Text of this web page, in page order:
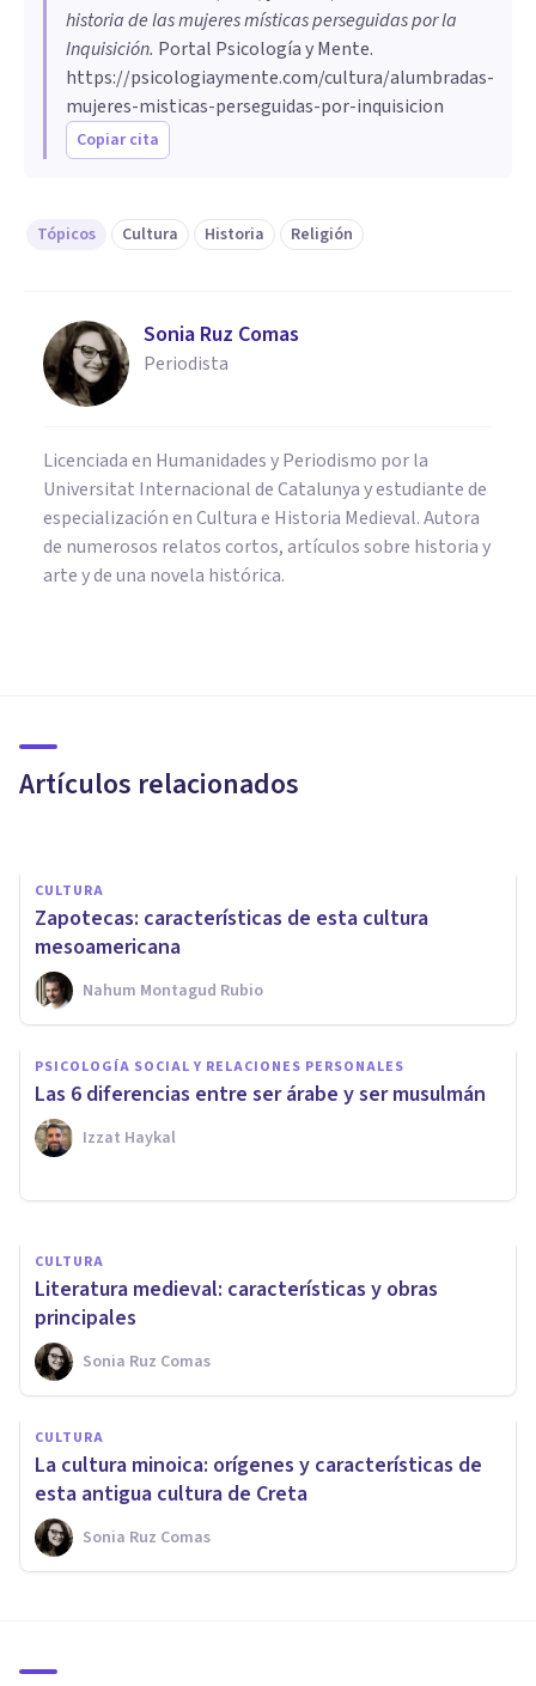
historia de las mujeres místicas perseguidas por la
Inquisición. Portal Psicología y Mente.
https://psicologiaymente.com/cultura/alumbradas-
mujeres-misticas-perseguidas-por-inquisicion
Copiar cita
Tópicos Cultura Historia Religión
Sonia Ruz Comas
Periodista
Licenciada en Humanidades y Periodismo por la
Universitat Internacional de Catalunya y estudiante de
especialización en Cultura e Historia Medieval. Autora
de numerosos relatos cortos, artículos sobre historia y
arte y de una novela histórica.
Artículos relacionados
mesopotámica
CULTURA
Zapotecas: características de esta cultura
mesoamericana
Nahum Montagud Rubio
PSICOLOGÍA SOCIAL Y RELACIONES PERSONALES
Las 6 diferencias entre ser árabe y ser musulmán
Izzat Haykal
Las 15 ramas de la Historia:
cuáles son y qué estudian
CULTURA
Literatura medieval: características y obras
principales
Sonia Ruz Comas
CULTURA
La cultura minoica: orígenes y características de
esta antigua cultura de Creta
Sonia Ruz Comas